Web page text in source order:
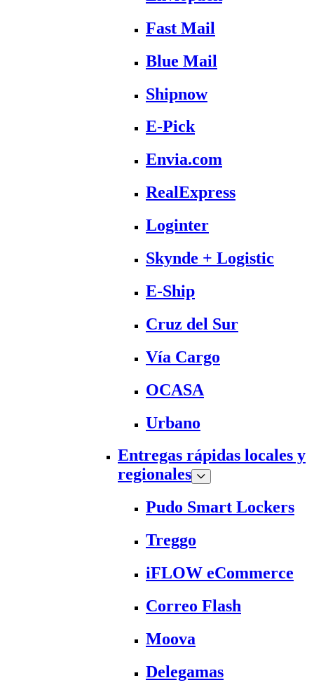
Fast Mail
Blue Mail
Shipnow
E-Pick
Envia.com
RealExpress
Loginter
Skynde + Logistic
E-Ship
Cruz del Sur
Vía Cargo
OCASA
Urbano
Entregas rápidas locales y
regionales
Pudo Smart Lockers
Treggo
iFLOW eCommerce
Correo Flash
Moova
Delegamas